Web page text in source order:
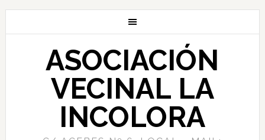
ASOCIACIÓN
VECINAL LA
INCOLORA